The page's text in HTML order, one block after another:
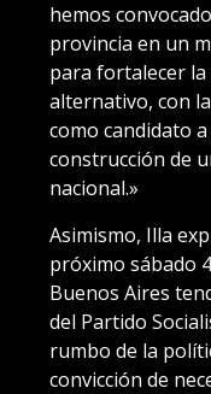
hemos
provincia en un
para fortalecer la
alternativo, con
como candidato
construcción de
nacional.»
Asimismo, Illa
próximo sábado
Buenos Aires
del Partido
rumbo de la
convicción de